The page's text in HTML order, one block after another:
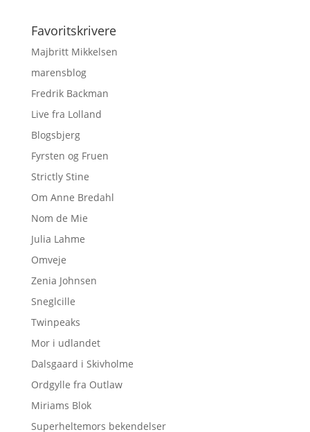
Favoritskrivere
Majbritt Mikkelsen
marensblog
Fredrik Backman
Live fra Lolland
Blogsbjerg
Fyrsten og Fruen
Strictly Stine
Om Anne Bredahl
Nom de Mie
Julia Lahme
Omveje
Zenia Johnsen
Sneglcille
Twinpeaks
Mor i udlandet
Dalsgaard i Skivholme
Ordgylle fra Outlaw
Miriams Blok
Superheltemors bekendelser